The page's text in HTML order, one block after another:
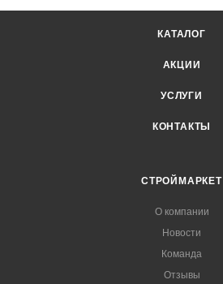
КАТАЛОГ
АКЦИИ
УСЛУГИ
КОНТАКТЫ
СТРОЙМАРКЕТ
О компании
Новости
Команда
Отзывы